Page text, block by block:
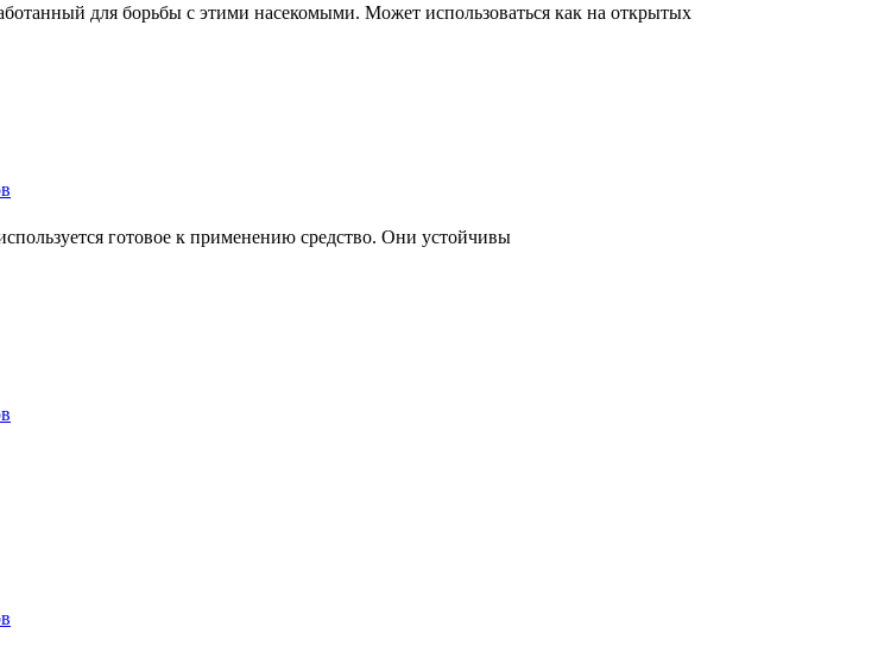
для борьбы с этими насекомыми. Может использоваться как на открытых
готовое к применению средство. Они устойчивы